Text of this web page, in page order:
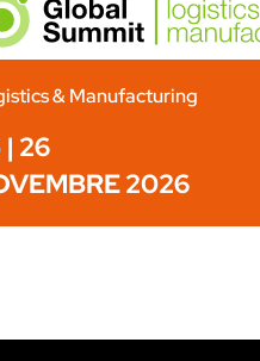
& Manufacturing
| 26
2026